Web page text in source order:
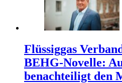
Flüssiggas
BEHG-Novelle:
benachteiligt den